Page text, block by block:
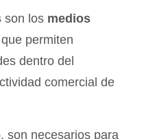
son los medios
que permiten
dentro del
comercial de
son necesarios para